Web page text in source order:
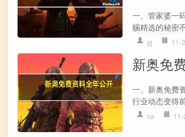
一、管家婆一
赐精选的秘密
gj 11-
新奥免
一、新奥免费
行业动态变得
xa